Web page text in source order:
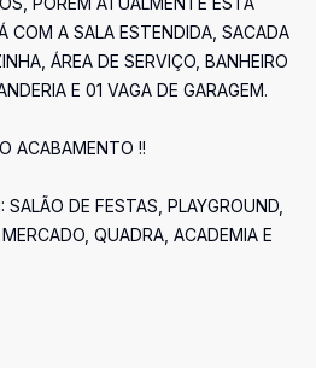
COM A SALA ESTENDIDA, SACADA
ÁREA DE SERVIÇO, BANHEIRO
E 01 VAGA DE GARAGEM.
ACABAMENTO !!
DE FESTAS, PLAYGROUND,
QUADRA, ACADEMIA E